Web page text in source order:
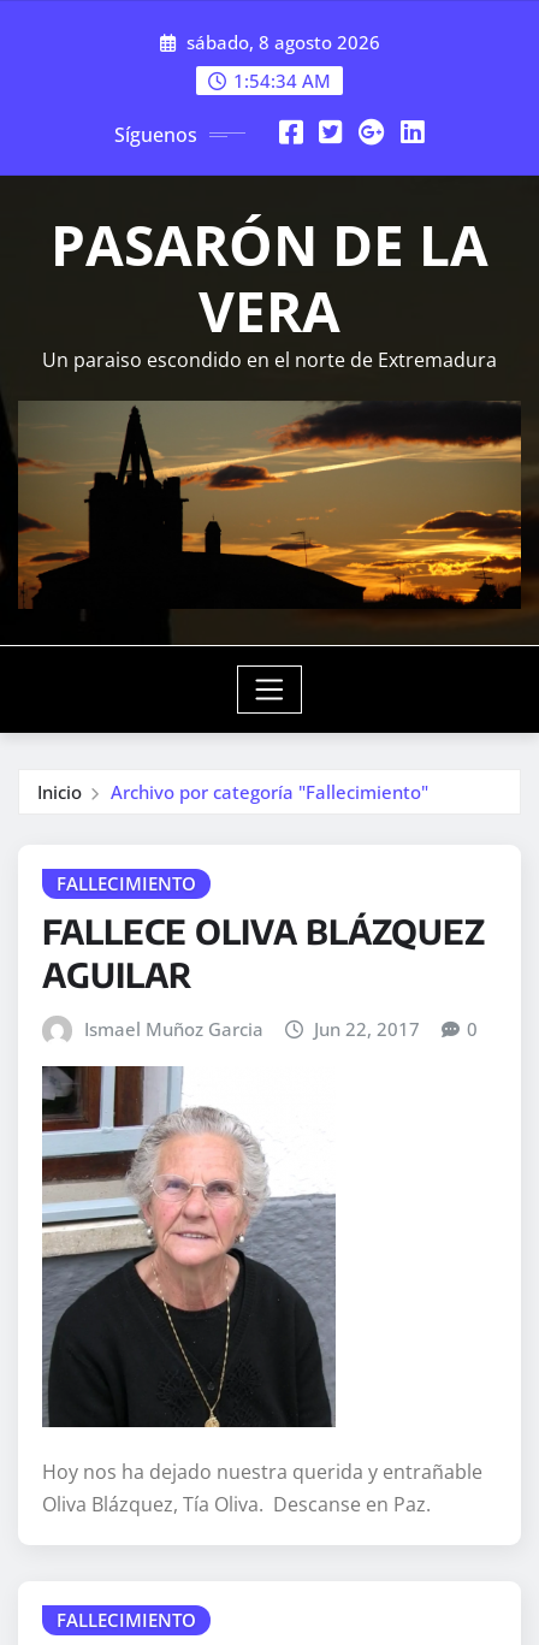
sábado, 8 agosto 2026
1:54:35 AM
Síguenos
PASARÓN DE LA
VERA
Un paraiso escondido en el norte de Extremadura
Inicio Archivo por categoría "Fallecimiento"
FALLECIMIENTO
FALLECE OLIVA BLÁZQUEZ
AGUILAR
Ismael Muñoz Garcia Jun 22, 2017 0
Hoy nos ha dejado nuestra querida y entrañable
Oliva Blázquez, Tía Oliva. Descanse en Paz.
FALLECIMIENTO